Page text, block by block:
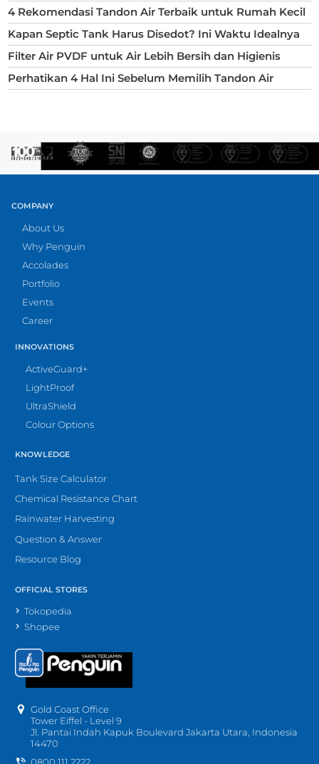
4 Rekomendasi Tandon Air Terbaik untuk Rumah Kecil
Kapan Septic Tank Harus Disedot? Ini Waktu Idealnya
Filter Air PVDF untuk Air Lebih Bersih dan Higienis
Perhatikan 4 Hal Ini Sebelum Memilih Tandon Air
COMPANY
About Us
Why Penguin
Accolades
Portfolio
Events
Career
INNOVATIONS
ActiveGuard+
LightProof
UltraShield
Colour Options
KNOWLEDGE
Tank Size Calculator
Chemical Resistance Chart
Rainwater Harvesting
Question & Answer
Resource Blog
OFFICIAL STORES
Tokopedia
Shopee
Gold Coast Office
Tower Eiffel - Level 9
Jl. Pantai Indah Kapuk Boulevard Jakarta Utara, Indonesia
14470